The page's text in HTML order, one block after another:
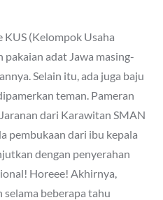
KUS (Kelompok Usaha
pakaian adat Jawa masing-
Selain itu, ada juga baju
teman. Pameran
dari Karawitan SMAN
pembukaan dari ibu kepala
dengan penyerahan
Horeee! Akhirnya,
selama beberapa tahu